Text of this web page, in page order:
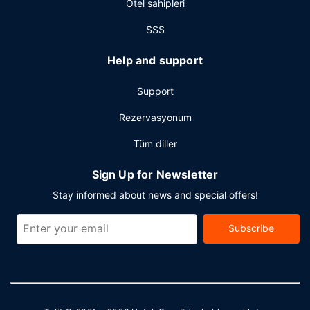
Otel sahipleri
SSS
Help and support
Support
Rezervasyonum
Tüm diller
Sign Up for Newsletter
Stay informed about news and special offers!
Subscribe